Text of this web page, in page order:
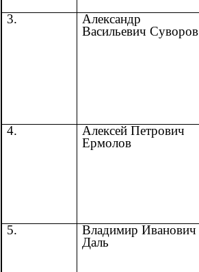
3.
Александр
Васильевич Суворов
4.
Алексей Петрович
Ермолов
5.
Владимир Иванович
Даль